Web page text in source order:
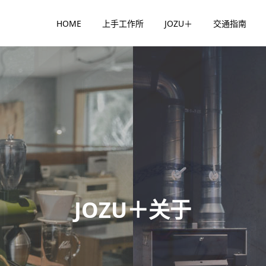
HOME 上手工作所 JOZU＋ 交通指南
JOZU＋关于